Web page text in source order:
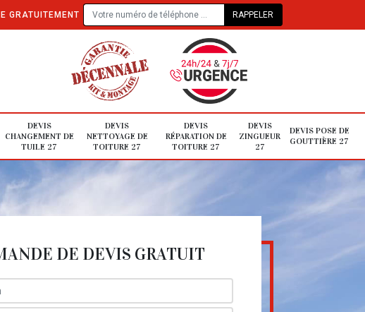
GRATUITEMENT
DEVIS
CHANGEMENT DE
TUILE 27
DEVIS
NETTOYAGE DE
TOITURE 27
DEVIS
RÉPARATION DE
TOITURE 27
DEVIS
ZINGUEUR
27
DEVIS POSE DE
GOUTTIÈRE 27
DE DEVIS GRATUIT